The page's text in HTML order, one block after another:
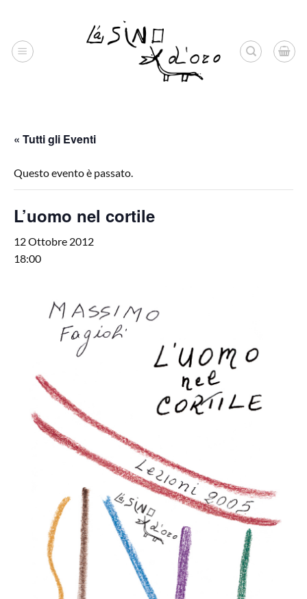
contenuti
« Tutti gli Eventi
Questo evento è passato.
L’uomo nel cortile
12 Ottobre 2012
18:00